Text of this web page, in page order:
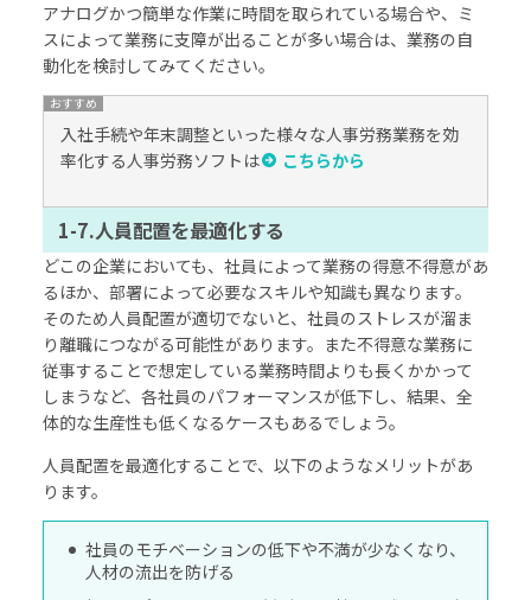
アナログかつ簡単な作業に時間を取られている場合や、ミ
スによって業務に支障が出ることが多い場合は、業務の自
動化を検討してみてください。
入社手続や年末調整といった様々な人事労務業務を効
率化する人事労務ソフトは
こちらから
1-7.人員配置を最適化する
どこの企業においても、社員によって業務の得意不得意があ
るほか、部署によって必要なスキルや知識も異なります。
そのため人員配置が適切でないと、社員のストレスが溜ま
り離職につながる可能性があります。また不得意な業務に
従事することで想定している業務時間よりも長くかかって
しまうなど、各社員のパフォーマンスが低下し、結果、全
体的な生産性も低くなるケースもあるでしょう。
人員配置を最適化することで、以下のようなメリットがあ
ります。
社員のモチベーションの低下や不満が少なくなり、
人材の流出を防げる